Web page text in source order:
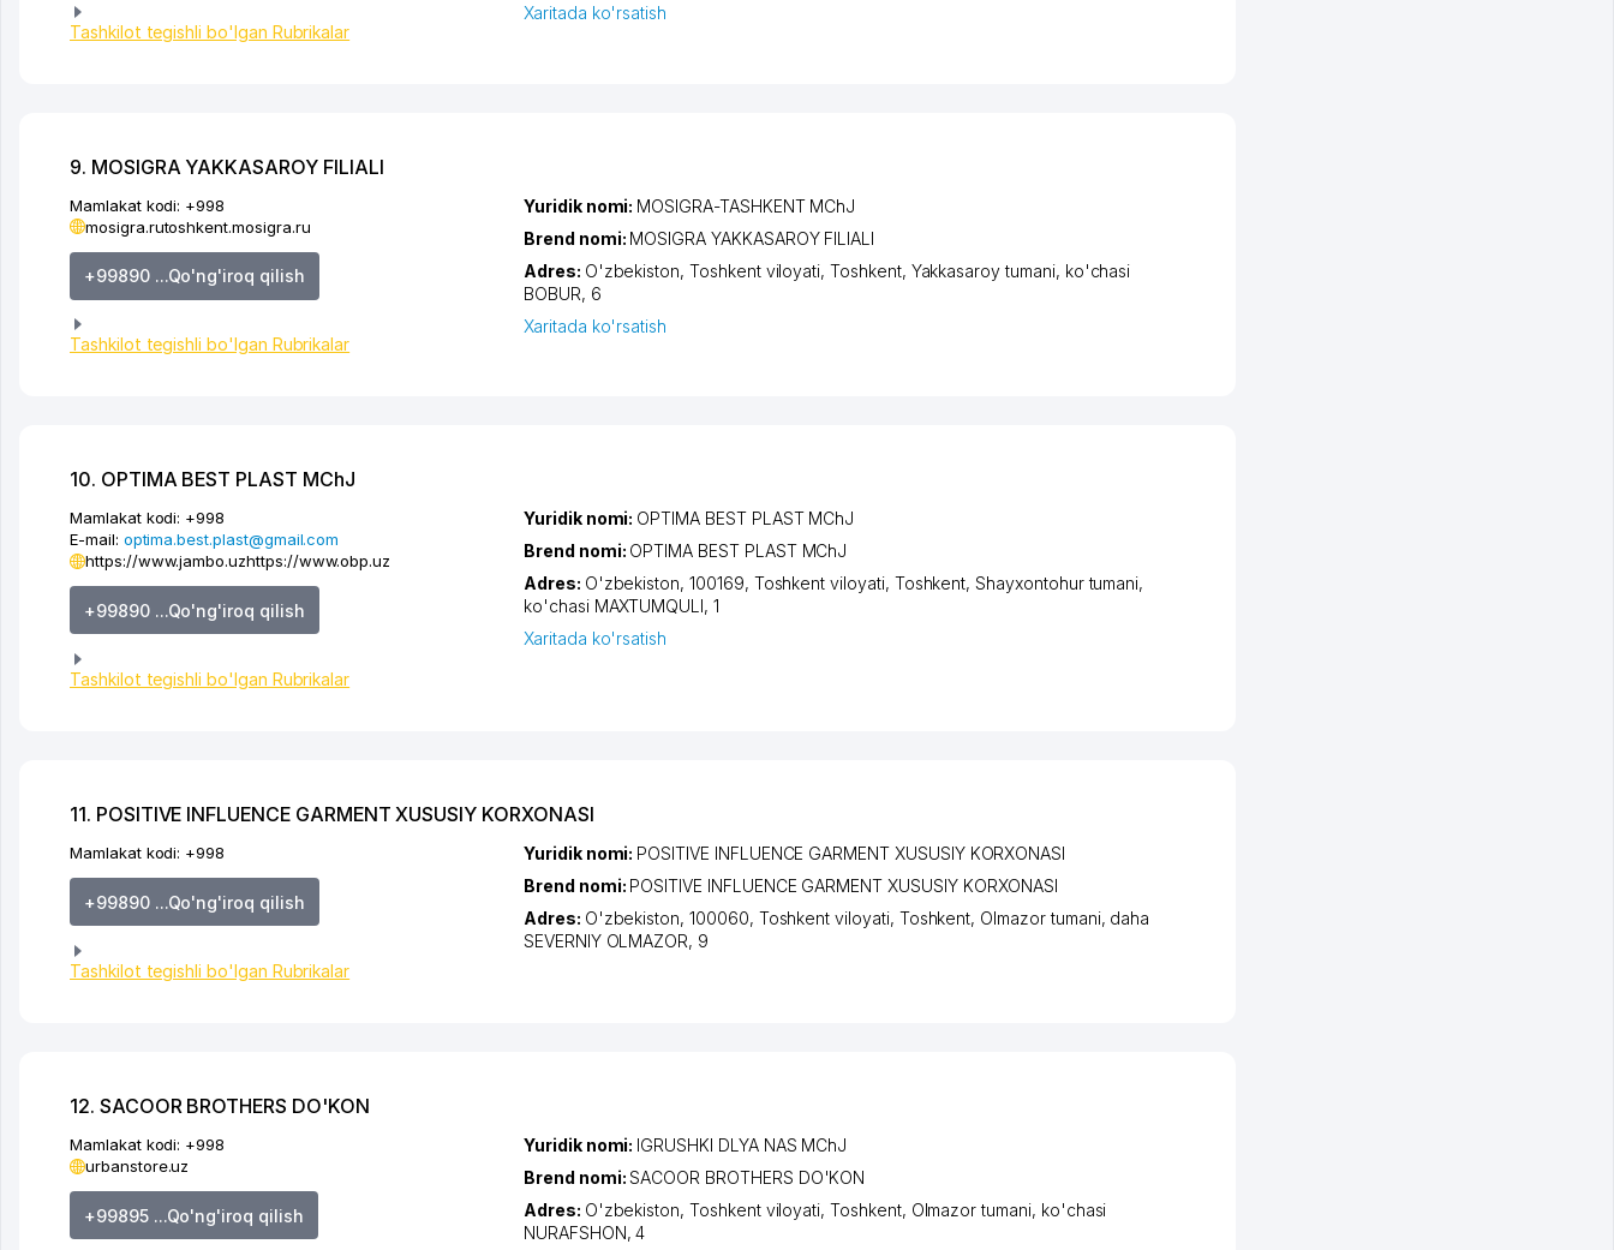
Tashkilot tegishli bo'lgan Rubrikalar
Xaritada ko'rsatish
9. MOSIGRA YAKKASAROY FILIALI
Mamlakat kodi: +998
mosigra.rutoshkent.mosigra.ru
+99890 ...Qo'ng'iroq qilish
Tashkilot tegishli bo'lgan Rubrikalar
Yuridik nomi: MOSIGRA-TASHKENT MChJ
Brend nomi: MOSIGRA YAKKASAROY FILIALI
Adres: O'zbekiston,Toshkent viloyati,Toshkent, Yakkasaroy tumani, ko'chasi
BOBUR, 6
Xaritada ko'rsatish
10. OPTIMA BEST PLAST MChJ
Mamlakat kodi: +998
E-mail: optima.best.plast@gmail.com
https://www.jambo.uzhttps://www.obp.uz
+99890 ...Qo'ng'iroq qilish
Tashkilot tegishli bo'lgan Rubrikalar
Yuridik nomi: OPTIMA BEST PLAST MChJ
Brend nomi: OPTIMA BEST PLAST MChJ
Adres: O'zbekiston, 100169, Toshkent viloyati, Toshkent,Shayxontohur tumani,
ko'chasi MAXTUMQULI , 1
Xaritada ko'rsatish
11. POSITIVE INFLUENCE GARMENT XUSUSIY KORXONASI
Mamlakat kodi: +998
+99890 ...Qo'ng'iroq qilish
Tashkilot tegishli bo'lgan Rubrikalar
Yuridik nomi: POSITIVE INFLUENCE GARMENT XUSUSIY KORXONASI
Brend nomi: POSITIVE INFLUENCE GARMENT XUSUSIY KORXONASI
Adres: O'zbekiston, 100060, Toshkent viloyati, Toshkent, Olmazor tumani, daha
SEVERNIY OLMAZOR, 9
12. SACOOR BROTHERS DO'KON
Mamlakat kodi: +998
urbanstore.uz
+99895 ...Qo'ng'iroq qilish
Yuridik nomi: IGRUSHKI DLYA NAS MChJ
Brend nomi:SACOOR BROTHERS DO'KON
Adres: O'zbekiston,Toshkent viloyati,Toshkent, Olmazor tumani, ko'chasi
NURAFSHON, 4